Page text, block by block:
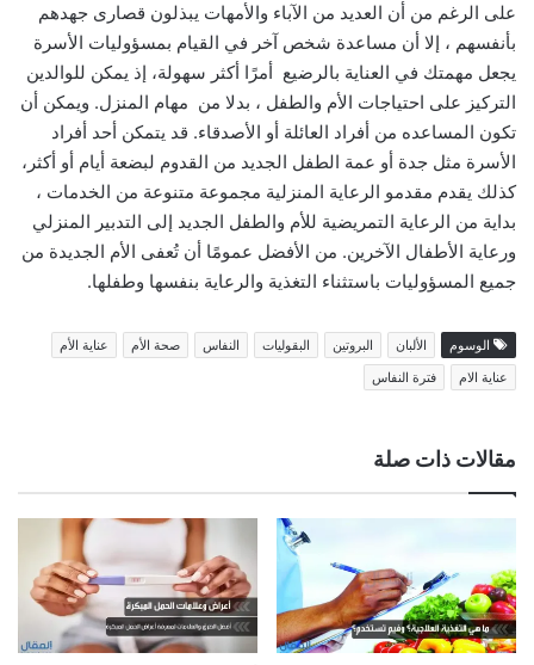
على الرغم من أن العديد من الآباء والأمهات يبذلون قصارى جهدهم
بأنفسهم ، إلا أن مساعدة شخص آخر في القيام بمسؤوليات الأسرة
يجعل مهمتك في العناية بالرضيع أمرًا أكثر سهولة، إذ يمكن للوالدين
التركيز على احتياجات الأم والطفل ، بدلا من مهام المنزل. ويمكن أن
تكون المساعده من أفراد العائلة أو الأصدقاء. قد يتمكن أحد أفراد
الأسرة مثل جدة أو عمة الطفل الجديد من القدوم لبضعة أيام أو أكثر،
كذلك يقدم مقدمو الرعاية المنزلية مجموعة متنوعة من الخدمات ،
بداية من الرعاية التمريضية للأم والطفل الجديد إلى التدبير المنزلي
ورعاية الأطفال الآخرين. من الأفضل عمومًا أن تُعفى الأم الجديدة من
جميع المسؤوليات باستثناء التغذية والرعاية بنفسها وطفلها.
الوسوم الألبان البروتين البقوليات النفاس صحة الأم
عناية الأم
عناية الام
فترة النفاس
مقالات ذات صلة